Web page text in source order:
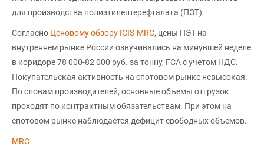
для производства полиэтилентерефталата (ПЭТ).
Согласно Ценовому обзору ICIS-MRC, цены ПЭТ на
внутреннем рынке России озвучивались на минувшей неделе
в коридоре 78 000-82 000 руб. за тонну, FCA c учетом НДС.
Покупательская активность на спотовом рынке невысокая.
По словам производителей, основные объемы отгрузок
проходят по контрактным обязательствам. При этом на
спотовом рынке наблюдается дефицит свободных объемов.
MRC